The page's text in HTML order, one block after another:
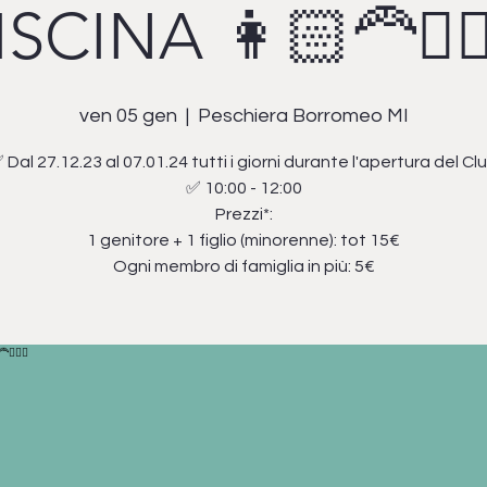
ven 05 gen
  |
Peschiera Borromeo MI
Dal 27.12.23 al 07.01.24 tutti i giorni durante l'apertura del
✅ 10:00 - 12:00
Prezzi*:
1 genitore + 1 figlio (minorenne): tot 15€
Ogni membro di famiglia in più: 5€